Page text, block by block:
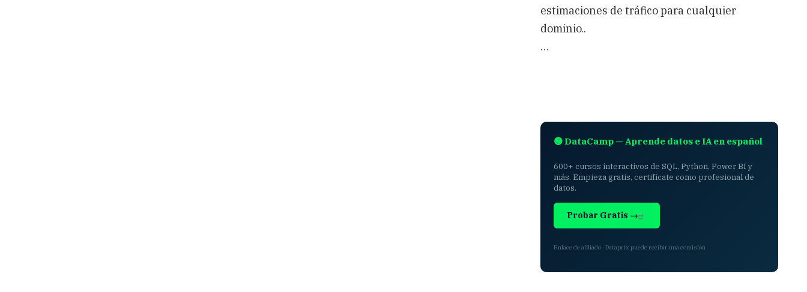
estimaciones de tráfico para cualquier
dominio..
…
🟢 DataCamp — Aprende datos e IA en español
600+ cursos interactivos de SQL, Python, Power BI y
más. Empieza gratis, certifícate como profesional de
datos.
Probar Gratis →
Enlace de afiliado · Dataprix puede recibir una comisión